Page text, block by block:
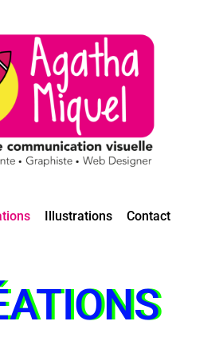
Illustrations Contact